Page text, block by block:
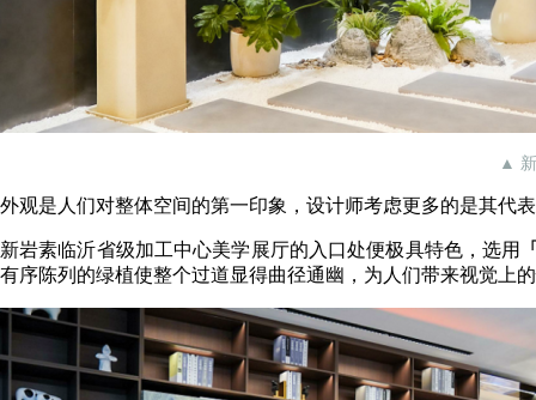
▲
外观是人们对整体空间的第一印象，设计师考虑更多的是其代
新岩素临沂省级加工中心美学展厅的入口处便极具特色，选用
有序陈列的绿植使整个过道显得曲径通幽，为人们带来视觉上